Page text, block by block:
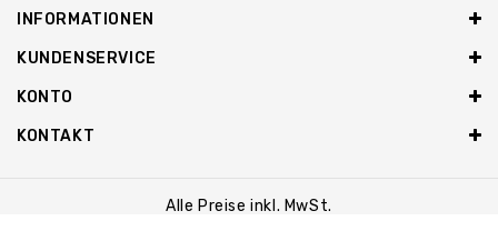
INFORMATIONEN
KUNDENSERVICE
KONTO
KONTAKT
Alle Preise inkl. MwSt.